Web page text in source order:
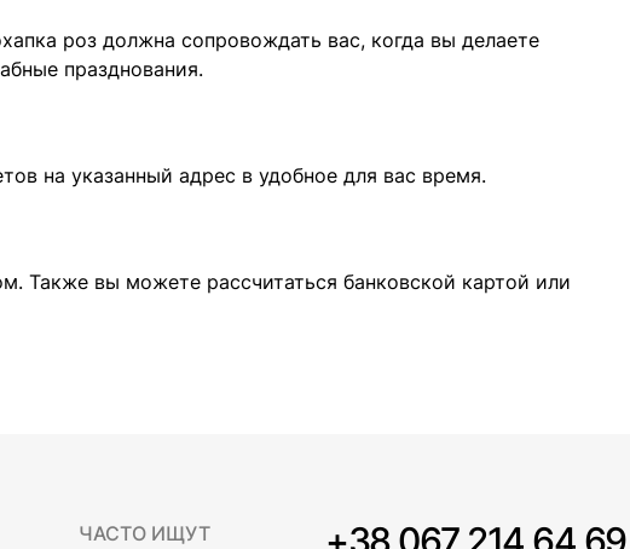
роз должна сопровождать вас, когда вы делаете
празднования.
на указанный адрес в удобное для вас время.
Также вы можете рассчитаться банковской картой или
ЧАСТО ИЩУТ